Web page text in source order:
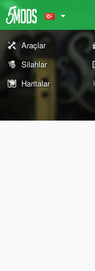
Araçlar
Silahlar
Haritalar